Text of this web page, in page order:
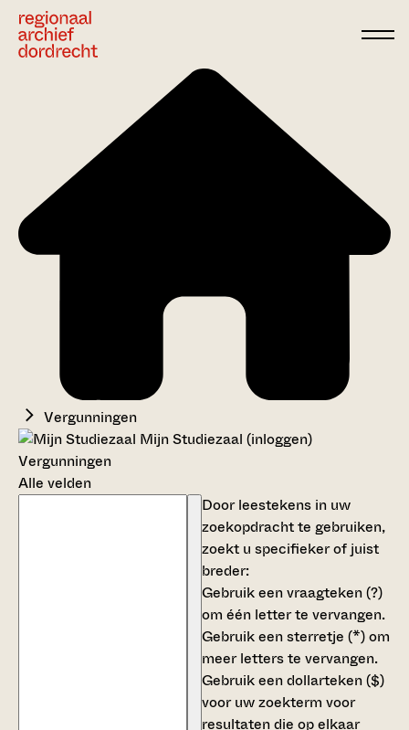
Vergunningen
Mijn Studiezaal (inloggen)
Vergunningen
Alle velden
Door leestekens in uw
zoekopdracht te gebruiken,
zoekt u specifieker of juist
breder:
Gebruik eenvraagteken (?)
om één letter te vervangen.
Gebruik eensterretje (*)om
meer letters te vervangen.
Gebruik eendollarteken ($)
voor uw zoekterm voor
resultaten die op elkaar